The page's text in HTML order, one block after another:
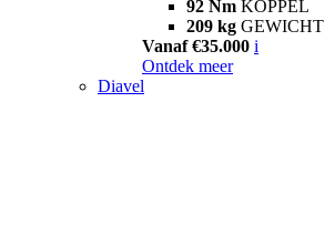
92 Nm KOPPEL
209 kg GEWICHT
Vanaf €35.000 i
Ontdek meer
Diavel